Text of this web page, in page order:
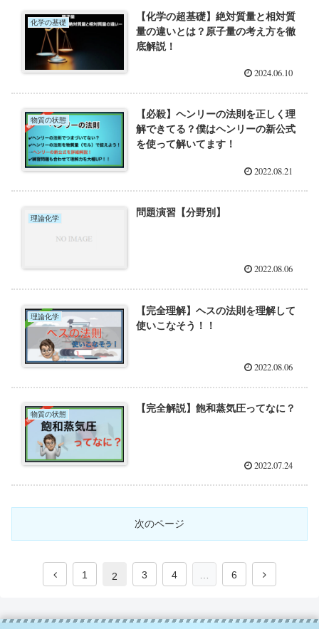
化学の基礎
【化学の超基礎】絶対質量と相対質
量の違いとは？原子量の考え方を徹
底解説！
2024.06.10
物質の状態
【必殺】ヘンリーの法則を正しく理
解できてる？僕はヘンリーの新公式
を使って解いてます！
2022.08.21
理論化学
問題演習【分野別】
2022.08.06
理論化学
【完全理解】ヘスの法則を理解して
使いこなそう！！
2022.08.06
物質の状態
【完全解説】飽和蒸気圧ってなに？
2022.07.24
次のページ
1 2 3 4 … 6